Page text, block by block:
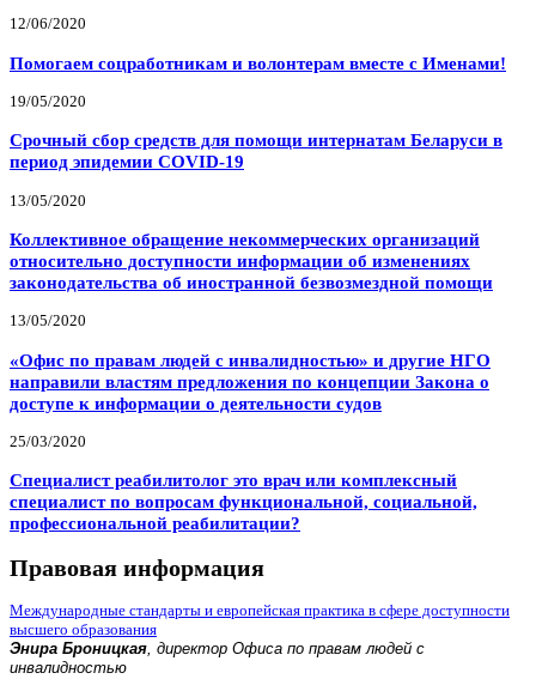
12/06/2020
Помогаем соцработникам и волонтерам вместе с Именами!
19/05/2020
Срочный сбор средств для помощи интернатам Беларуси в
период эпидемии COVID-19
13/05/2020
Коллективное обращение некоммерческих организаций
относительно доступности информации об изменениях
законодательства об иностранной безвозмездной помощи
13/05/2020
«Офис по правам людей с инвалидностью» и другие НГО
направили властям предложения по концепции Закона о
доступе к информации о деятельности судов
25/03/2020
Специалист реабилитолог это врач или комплексный
специалист по вопросам функциональной, социальной,
профессиональной реабилитации?
Правовая информация
Международные стандарты и европейская практика в сфере доступности
высшего образования
Энира Броницкая, директор Офиса по правам людей с
инвалидностью